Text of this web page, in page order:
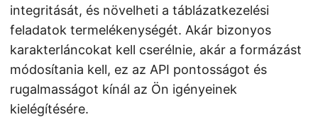
integritását, és növelheti a táblázatkezelési
feladatok termelékenységét. Akár bizonyos
karakterláncokat kell cserélnie, akár a formázást
módosítania kell, ez az API pontosságot és
rugalmasságot kínál az Ön igényeinek
kielégítésére.